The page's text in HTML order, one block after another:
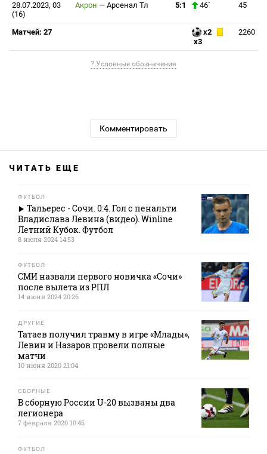
28.07.2023, 03
(16)
Акрон — Арсенал Тл 5:1 46` 45
Матчей: 27
x2
x3
2260
? Условные обозначения
Комментировать
ЧИТАТЬ ЕЩЕ
ФУТБОЛ
Тальерес - Сочи. 0:4. Гол с пенальти
Владислава Левина (видео). Winline
Летний Кубок. Футбол
8 июля 2024 14:53
ФУТБОЛ
СМИ назвали первого новичка «Сочи»
после вылета из РПЛ
14 июня 2024 20:26
ДРУГИЕ
Татаев получил травму в игре «Млады»,
Левин и Назаров провели полные
матчи
10 июня 2020 21:04
СБОРНЫЕ
В сборную России U-20 вызваны два
легионера
7 февраля 2020 10:45
ФУТБОЛ